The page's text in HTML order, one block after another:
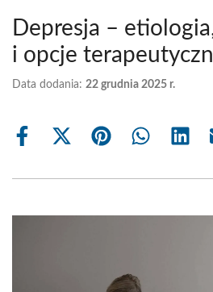
Depresja –
i opcje
Data dodania: 22 grudnia 2025 r.
Share
Share
(Twitter)
Share Share Share